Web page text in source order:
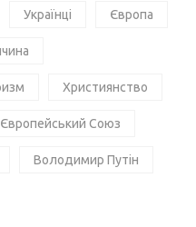
Українці Європа
Християнство
Європейський Союз
Володимир Путін